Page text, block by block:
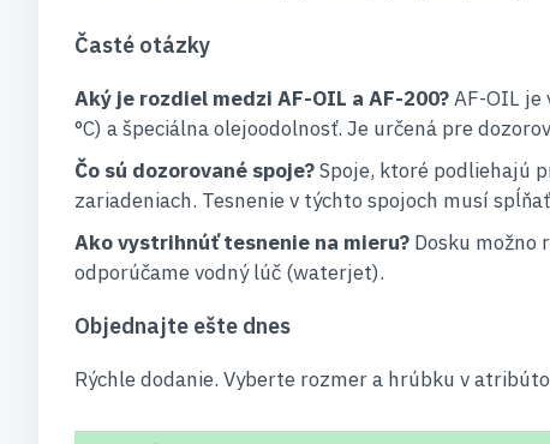
Časté otázky
Aký je rozdiel medzi AF-OIL a AF-200?AF-OIL je
°C) a špeciálna olejoodolnosť. Je určená pre
Čo sú dozorované spoje?Spoje, ktoré podliehajú
zariadeniach. Tesnenie v týchto spojoch musí
Ako vystrihnúť tesnenie na mieru? Dosku možno
odporúčame vodný lúč (waterjet).
Objednajte ešte dnes
Rýchle dodanie. Vyberte rozmer a hrúbku v